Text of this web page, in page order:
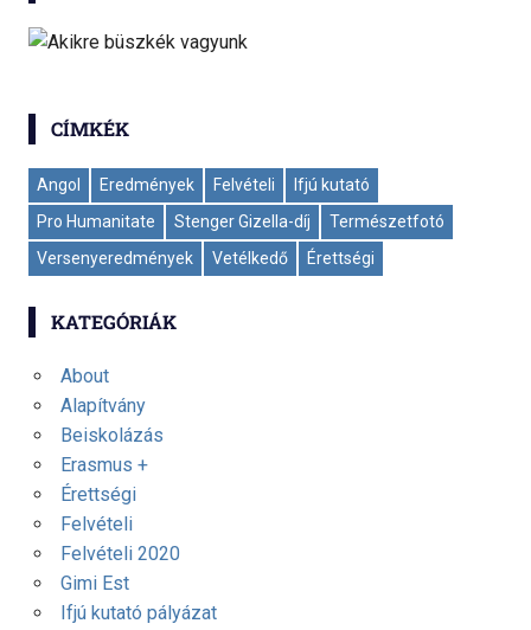
CÍMKÉK
Angol Eredmények Felvételi
Ifjú kutató
Pro Humanitate
Stenger Gizella-díj
Természetfotó
Versenyeredmények
Vetélkedő Érettségi
KATEGÓRIÁK
About
Alapítvány
Beiskolázás
Erasmus +
Érettségi
Felvételi
Felvételi 2020
Gimi Est
Ifjú kutató pályázat